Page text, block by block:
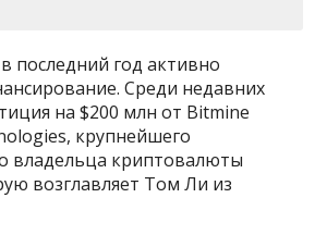
последний год активно
Среди недавних
на $200 млн от Bitmine
крупнейшего
владельца криптовалюты
возглавляет Том Ли из